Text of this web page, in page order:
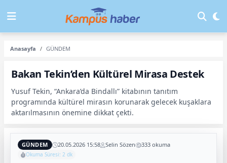
Anasayfa GÜNDEM
Bakan Tekin’den Kültürel Mirasa Destek
Yusuf Tekin, “Ankara’da Bindallı” kitabının tanıtım
programında kültürel mirasın korunarak gelecek kuşaklara
aktarılmasının önemine dikkat çekti.
GÜNDEM 20.05.2026 15:58 Selin Sözen 333 okuma
Okuma Süresi: 2 dk